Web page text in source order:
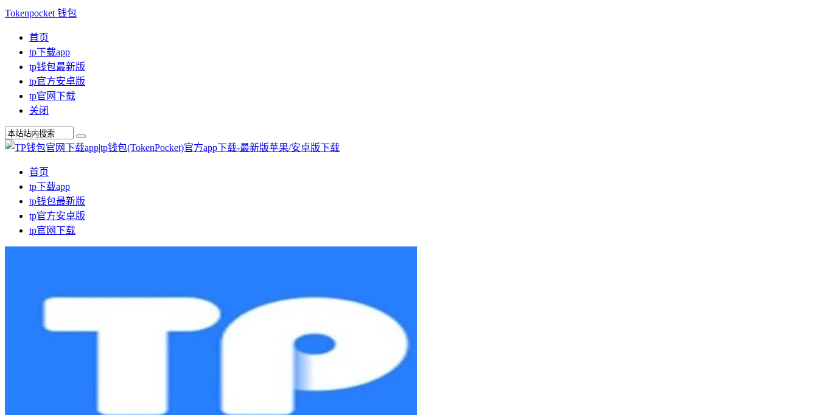
Tokenpocket 钱包
首页
tp下载app
tp钱包最新版
tp官方安卓版
tp官网下载
关闭
首页
tp下载app
tp钱包最新版
tp官方安卓版
tp官网下载